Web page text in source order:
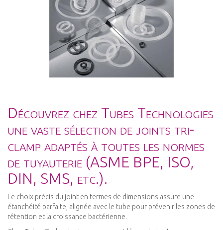
Découvrez chez Tubes Technologies
une vaste sélection de joints tri-
clamp adaptés à toutes les normes
de tuyauterie (ASME BPE, ISO,
DIN, SMS, etc.).
Le choix précis du joint en termes de dimensions assure une
étanchéité parfaite, alignée avec le tube pour prévenir les zones de
rétention et la croissance bactérienne.